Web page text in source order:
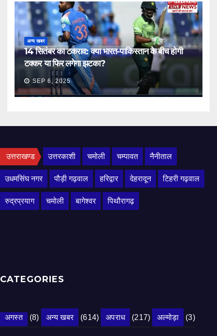
अन्य खबर
14 सितंबर का टकराव: क्या भारत-पाकिस्तान के बीच होगी
टक्कर या फिर लगेगा झटका?
SEP 6, 2025
उत्तराखण्ड उत्तरकाशी चमोली चम्पावत नैनीताल
उधमसिंघ नगर पौड़ी गढ़वाल हरिद्वार देहरादून टिहरी गढ़वाल
रुद्रप्रयाग चमोली बागेश्वर पिथौरागढ़
CATEGORIES
अगस्त (8) अन्य खबर (614) अपराध (217) अल्मोड़ा (3)